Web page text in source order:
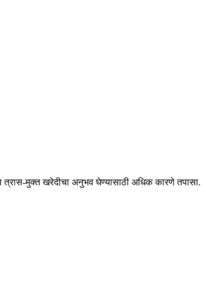
त्रास-मुक्त खरेदीचा अनुभव घेण्यासाठी अधिक कारणे तपासा.